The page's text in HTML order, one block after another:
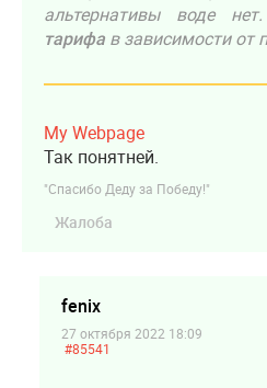
альтернативы воде нет.
тарифа в зависимости от
My Webpage
Так понятней.
"Спасибо Деду за Победу!"
Жалоба
fenix
27 октября 2022 18:09
#85541